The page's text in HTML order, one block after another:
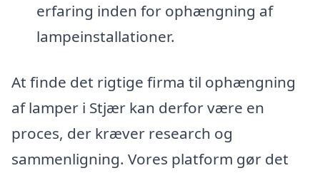
erfaring inden for ophængning af
lampeinstallationer.
At finde det rigtige firma til ophængning
af lamper i Stjær kan derfor være en
proces, der kræver research og
sammenligning. Vores platform gør det